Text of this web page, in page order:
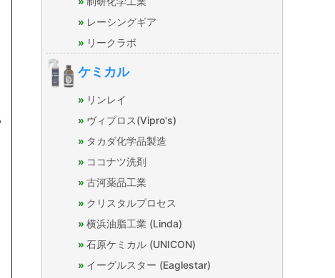
レーシングギア
リークラボ
ケミカル
リンレイ
ヴィプロス(Vipro's)
タカダ化学品製造
ココナツ洗剤
古河薬品工業
クリスタルプロセス
横浜油脂工業 (Linda)
石原ケミカル (UNICON)
イーグルスター (Eaglestar)